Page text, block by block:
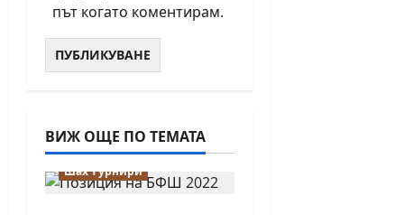
път когато коментирам.
ВИЖ ОЩЕ ПО ТЕМАТА
Новини от България
Шах турнири